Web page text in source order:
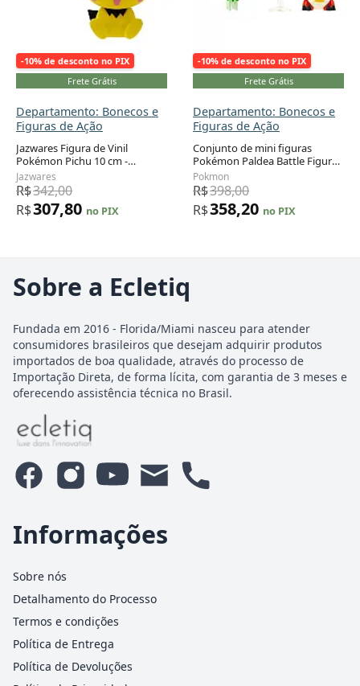
-10% de desconto no PIX
Frete Grátis
Departamento: Bonecos e
Figuras de Ação
Jazwares Figura de Vinil
Pokémon Pichu 10 cm -
Detalhes Autênticos e Oficial
Jazwares
R$342,00
R$307,80 no PIX
-10% de desconto no PIX
Frete Grátis
Departamento: Bonecos e
Figuras de Ação
Conjunto de mini figuras
Pokémon Paldea Battle Figure
4 Pack 5 cm (Pikachu, Fuecoco,
Sprigatito e Quaxly)
Pokmon
R$398,00
R$358,20 no PIX
Sobre a Ecletiq
Fundada em 2016 - Florida/Miami nasceu para atender
consumidores brasileiros que desejam adquirir produtos
importados de boa qualidade, através do processo de
Importação Direta, de forma lícita, com garantia de 3 meses e
oferecendo assistência técnica no Brasil.
Informações
Sobre nós
Detalhamento do Processo
Termos e condições
Política de Entrega
Política de Devoluções